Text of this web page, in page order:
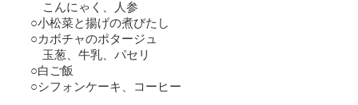
こんにゃく、人参
○小松菜と揚げの煮びたし
○カボチャのポタージュ
玉葱、牛乳、パセリ
○白ご飯
○シフォンケーキ、コーヒー